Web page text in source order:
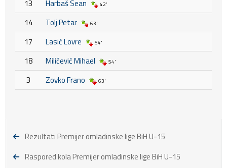
13 Harbaš Sean 42'
14 Tolj Petar 63'
17 Lasić Lovre 54'
18 Milićević Mihael 54'
3 Zovko Frano 63'
Rezultati Premijer omladinske lige BiH U-15
Raspored kola Premijer omladinske lige BiH U-15